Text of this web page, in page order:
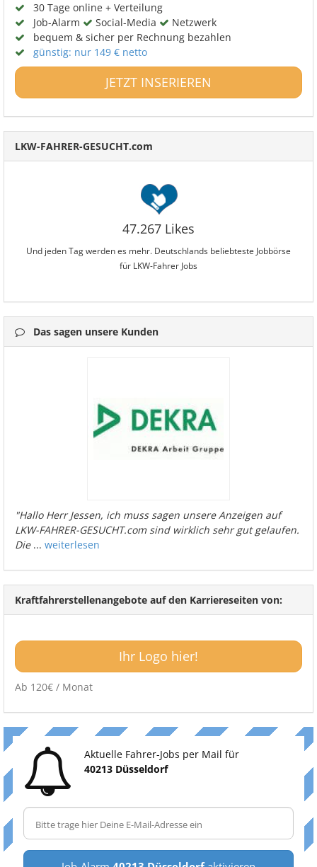
30 Tage online + Verteilung
Job-Alarm
Social-Media
Netzwerk
bequem & sicher per Rechnung bezahlen
günstig: nur 149 € netto
JETZT INSERIEREN
LKW-FAHRER-GESUCHT.com
47.267 Likes
Und jeden Tag werden es mehr. Deutschlands beliebteste Jobbörse
für LKW-Fahrer Jobs
Das sagen unsere Kunden
"Hallo Herr Jessen, ich muss sagen unsere Anzeigen auf
LKW-FAHRER-GESUCHT.com sind wirklich sehr gut gelaufen.
Die... weiterlesen
Kraftfahrerstellenangebote auf den Karriereseiten von:
Ihr Logo hier!
Ab 120€ / Monat
Aktuelle Fahrer-Jobs per Mail für
40213 Düsseldorf